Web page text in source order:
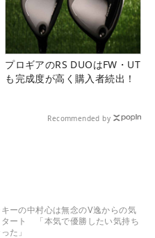
プロギアのRS DUOはFW・UT
も完成度が高く購入者続出！
Recommended by
ーの中村心は無念のV逸からの気
タート 「本気で優勝したい気持ち
た」